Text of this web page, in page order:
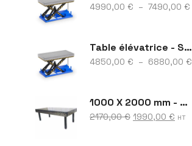
4990,00 € – 7490,00 €
Table élévatrice - S16
4850,00 € – 6880,00 €
1000 X 2000 mm - S28
2170,00€ 1990,00 € HT